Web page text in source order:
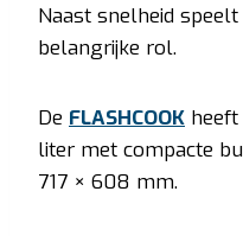
Naast snelheid
belangrijke rol.
De FLASHCOOK
liter met compacte
717 × 608 mm.